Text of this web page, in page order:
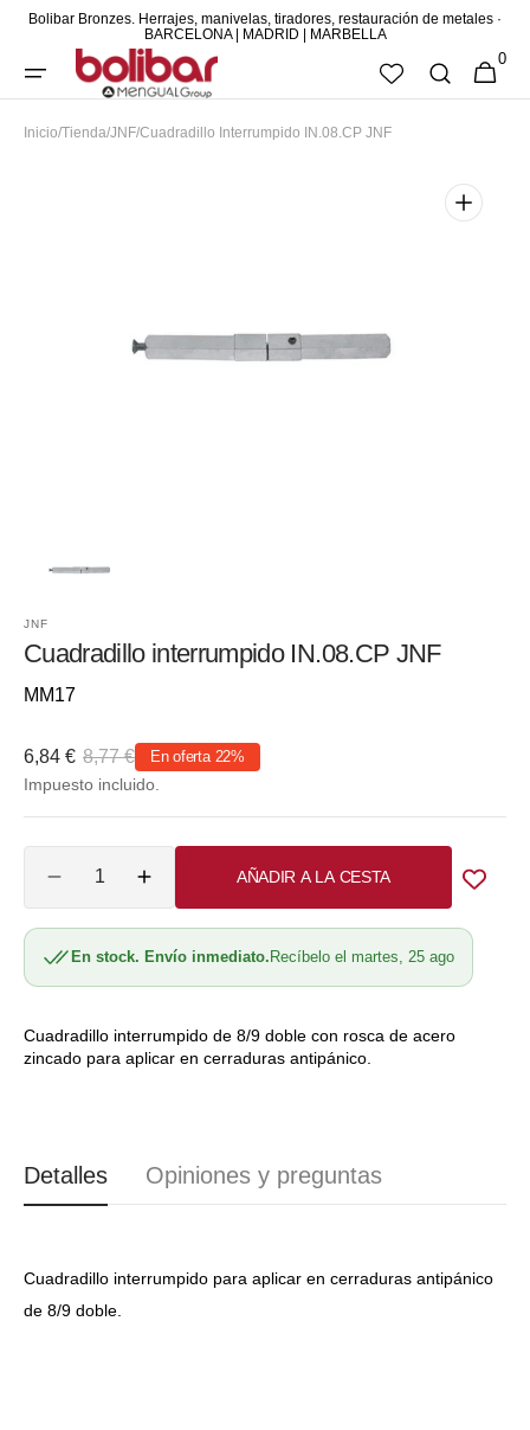
CONTENIDO
Bolibar Bronzes. Herrajes, manivelas, tiradores, restauración de metales ·
BARCELONA | MADRID | MARBELLA
CESTA
0
Inicio/Tienda/JNF/Cuadradillo Interrumpido IN.08.CP JNF
Abrir
JNF
Cuadradillo interrumpido IN.08.CP JNF
Referencia::
MM17
Precio
de
6,84 €
Precio
8,77 € En oferta 22%
Impuesto incluido.
Reducir
cantidad
para
Cuadradillo
interrumpido
JNF
Aumentar
cantidad
para
Cuadradillo
interrumpido
JNF
AÑADIR A LA CESTA
En stock. Envío inmediato. Recíbelo el martes, 25 ago
Cuadradillo interrumpido de 8/9 doble con rosca de acero
zincado para aplicar en cerraduras antipánico.
Detalles Opiniones y preguntas
Cuadradillo interrumpido para aplicar en cerraduras antipánico
de 8/9 doble.